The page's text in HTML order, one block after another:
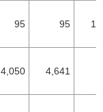
95 95
4,050 4,641